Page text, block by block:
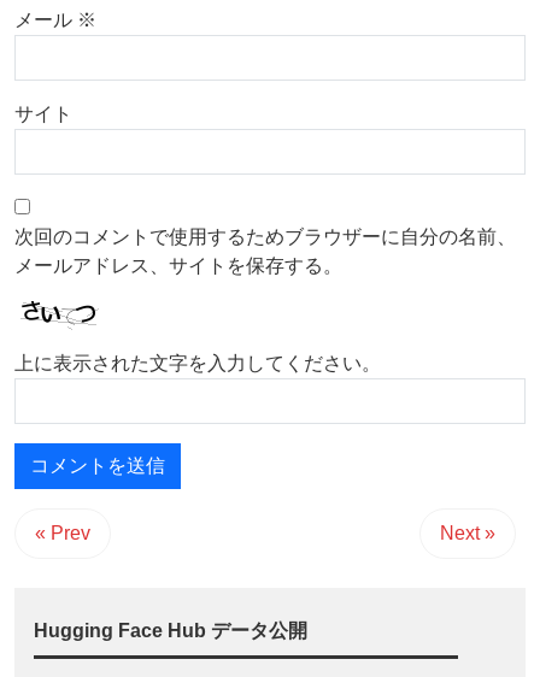
メール ※
サイト
次回のコメントで使用するためブラウザーに自分の名前、
メールアドレス、サイトを保存する。
上に表示された文字を入力してください。
« Prev Next »
Hugging Face Hub データ公開